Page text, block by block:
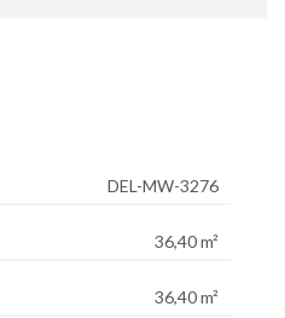
DEL-MW-3276
36,40 m²
36,40 m²